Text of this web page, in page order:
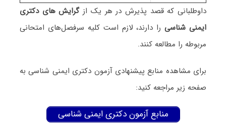
داوطلبانی که قصد پذیرش در هر یک از گرایش های دکتری
ایمنی شناسیرا دارند، لازم است کلیه سرفصل‌های امتحانی
مربوطه را مطالعه کنند.
برای مشاهده منابع پیشنهادی آزمون دکتری ایمنی شناسی به
صفحه زیر مراجعه کنید:
منابع آزمون دکتری ایمنی شناسی